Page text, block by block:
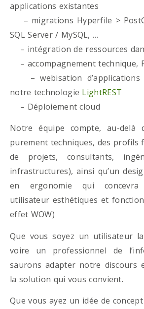
applications existantes
– migrations Hyperfile >
SQL Server / MySQL, …
– intégration de ressources
– accompagnement technique,
– webisation d’applications
notre technologie LightREST
– Déploiement cloud
Notre équipe compte, au-delà
purement techniques, des profils
de projets, consultants,
infrastructures), ainsi qu’un
en ergonomie qui concevra
utilisateur esthétiques et
effet WOW)
Que vous soyez un utilisateur
voire un professionnel de
saurons adapter notre discours
la solution qui vous convient.
Que vous ayez un idée de